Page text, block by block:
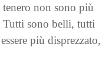
non sono più
Tutti sono belli, tutti
più disprezzato,